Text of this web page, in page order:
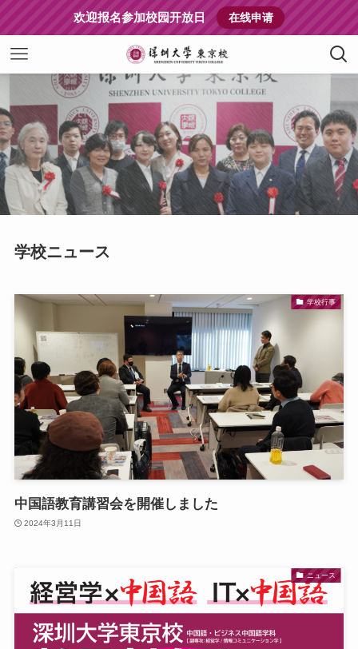
欢迎报名参加校园开放日 在线申请
学校ニュース
学校行事
中国語教育講習会を開催しました
2024年3月11日
ニュース